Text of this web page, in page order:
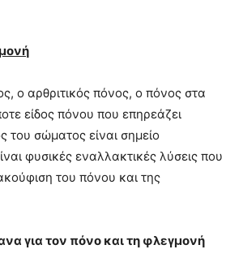
ο αρθριτικός πόνος, ο πόνος στα
είδος πόνου που επηρεάζει
του σώματος είναι σημείο
φυσικές εναλλακτικές λύσεις που
του πόνου και της
για τον πόνο και τη φλεγμονή